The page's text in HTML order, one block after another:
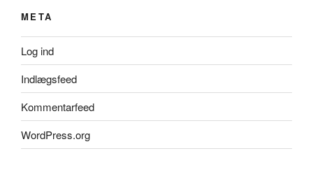
META
Log ind
Indlægsfeed
Kommentarfeed
WordPress.org